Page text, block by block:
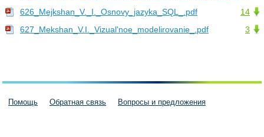
14
626_Mejkshan_V._I._Osnovy_jazyka_SQL_.pdf
3
627_Mekshan_V.I._Vizual'noe_modelirovanie_.pdf
Помощь Обратная связь Вопросы и предложения